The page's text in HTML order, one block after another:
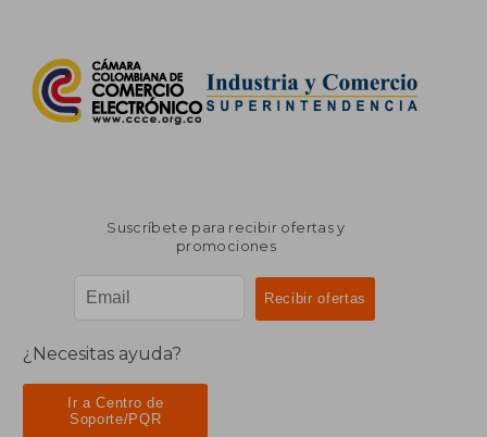
Suscríbete para recibir ofertas y
promociones
¿Necesitas ayuda?
Ir a Centro de
Soporte/PQR